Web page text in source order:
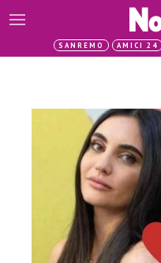
SANREMO AMICI 24